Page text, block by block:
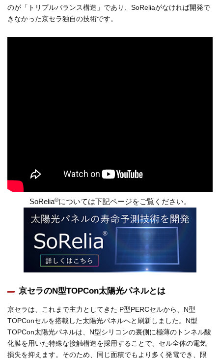
のが「トリプルバランス構造」であり、SoReliaがなければ開発で
きなかった京セラ独自の技術です。
SoRelia®については下記ページをご覧ください。
京セラのN型TOPCon太陽光パネルとは
京セラは、これまで主力としてきた P型PERCセルから、N型
TOPConセルを搭載した太陽光パネルへと刷新しました。N型
TOPCon太陽光パネルは、N型シリコンの裏側に極薄のトンネル酸
化膜を用いた特殊な接触構造を採用することで、セル全体の電気
損失を抑えます。そのため、同じ面積でもより多く発電でき、限